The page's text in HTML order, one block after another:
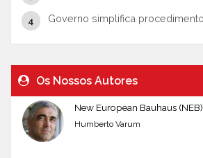
Governo simplifica
Os Nossos Autores
New European Bauhaus (NEB)
Humberto Varum